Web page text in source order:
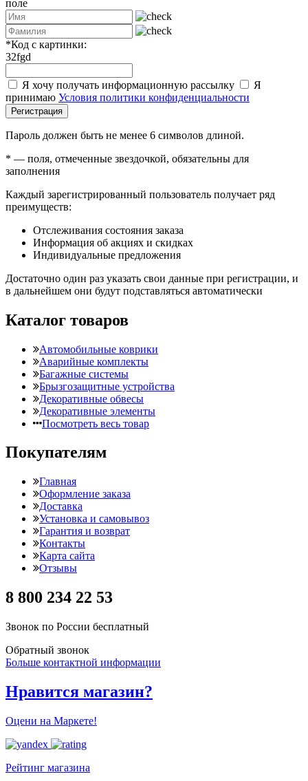
поле
*Код с картинки:
32fgd
Я хочу получать информационную рассылку
Я
принимаю Условия политики конфиденциальности
Регистрация
Пароль должен быть не менее 6 символов длиной.
* — поля, отмеченные звездочкой, обязательны для
заполнения
Каждый зарегистрированный пользователь получает ряд
преимуществ:
Отслеживания состояния заказа
Информация об акциях и скидках
Индивидуальные предложения
Достаточно один раз указать свои данные при регистрации, и
в дальнейшем они будут подставляться автоматически
Каталог товаров
Автомобильные коврики
Аварийные комплекты
Багажные системы
Брызгозащитные устройства
Декоративные обвесы
Декоративные элементы
Посмотреть весь товар
Покупателям
Главная
Оформление заказа
Доставка
Установка и самовывоз
Гарантия и возврат
Контакты
Карта сайта
Отзывы
8 800 234 22 53
Звонок по России бесплатный
Обратный звонок
Больше контактной информации
Нравится магазин?
Оцени на Маркете!
Рейтинг магазина